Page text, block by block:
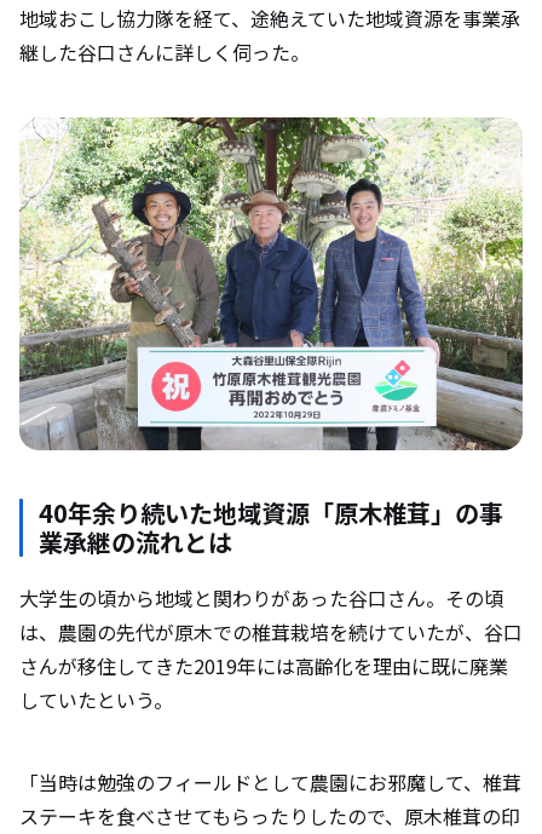
地域おこし協力隊を経て、途絶えていた地域資源を事業承
継した谷口さんに詳しく伺った。
40年余り続いた地域資源「原木椎茸」の事
業承継の流れとは
大学生の頃から地域と関わりがあった谷口さん。その頃
は、農園の先代が原木での椎茸栽培を続けていたが、谷口
さんが移住してきた2019年には高齢化を理由に既に廃業
していたという。
「当時は勉強のフィールドとして農園にお邪魔して、椎茸
ステーキを食べさせてもらったりしたので、原木椎茸の印